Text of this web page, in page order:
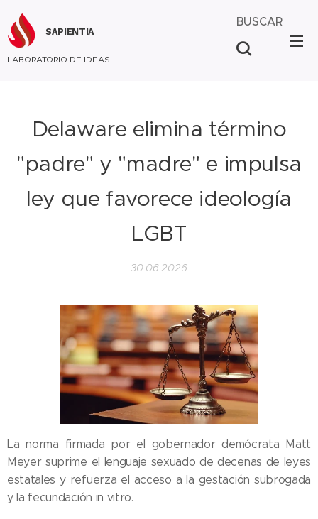
SAPIENTIA
LABORATORIO DE IDEAS
BUSCAR
Delaware elimina término
"padre" y "madre" e impulsa
ley que favorece ideología
LGBT
30.06.2026
La norma firmada por el gobernador demócrata Matt
Meyer suprime el lenguaje sexuado de decenas de leyes
estatales y refuerza el acceso a la gestación subrogada
y la fecundación in vitro.